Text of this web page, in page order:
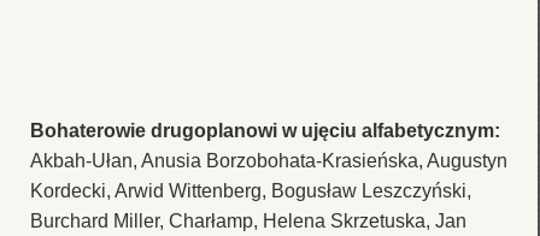
Bohaterowie drugoplanowi w ujęciu alfabetycznym:
Akbah-Ułan, Anusia Borzobohata-Krasieńska, Augustyn
Kordecki, Arwid Wittenberg, Bogusław Leszczyński,
Burchard Miller, Charłamp, Helena Skrzetuska, Jan